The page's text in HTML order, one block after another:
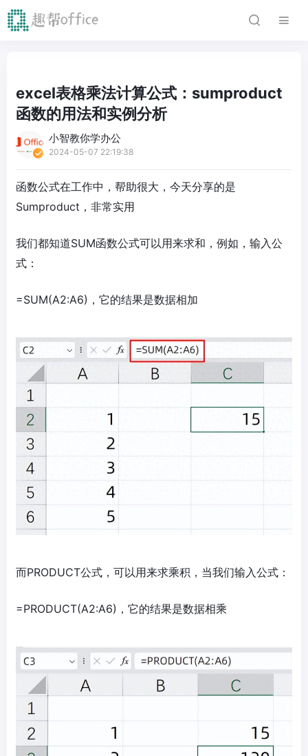
excel表格乘法计算公式：sumproduct
函数的用法和实例分析
小智教你学办公
2024-05-07 22:19:38
函数公式在工作中，帮助很大，今天分享的是
Sumproduct，非常实用
我们都知道SUM函数公式可以用来求和，例如，输入公
式：
=SUM(A2:A6)，它的结果是数据相加
而PRODUCT公式，可以用来求乘积，当我们输入公式：
=PRODUCT(A2:A6)，它的结果是数据相乘